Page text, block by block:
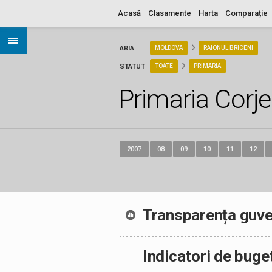
Acasă Clasamente Harta Comparație
ARIA
STATUT
MOLDOVA RAIONUL BRICENI
TOATE PRIMARIA
Primaria
2007 08 09 10 11 12
Transparența
Indicatori de